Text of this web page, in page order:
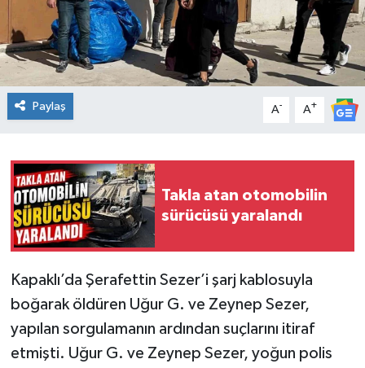
Paylaş A- A+
Takla atan otomobilin
sürücüsü yaralandı
Kapaklı’da Şerafettin Sezer’i şarj kablosuyla
boğarak öldüren Uğur G. ve Zeynep Sezer,
yapılan sorgulamanın ardından suçlarını itiraf
etmişti. Uğur G. ve Zeynep Sezer, yoğun polis
Yaşam